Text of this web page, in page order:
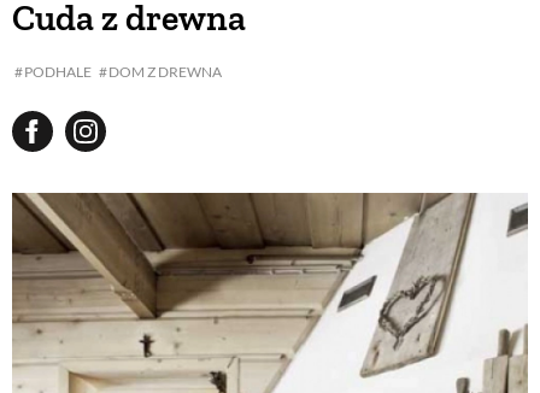
Cuda z drewna
PODHALE DOM Z DREWNABUDUJEMY DOM
WARZYWA I OWOCE
ROŚLINY OGRODOWE
PORADY